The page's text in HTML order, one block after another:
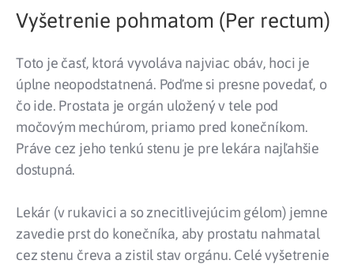
Vyšetrenie pohmatom (Per rectum)
Toto je časť, ktorá vyvoláva najviac obáv, hoci je
úplne neopodstatnená. Poďme si presne povedať, o
čo ide. Prostata je orgán uložený v tele pod
močovým mechúrom, priamo pred konečníkom.
Práve cez jeho tenkú stenu je pre lekára najľahšie
dostupná.
Lekár (v rukavici a so znecitlivejúcim gélom) jemne
zavedie prst do konečníka, aby prostatu nahmatal
cez stenu čreva a zistil stav orgánu. Celé vyšetrenie